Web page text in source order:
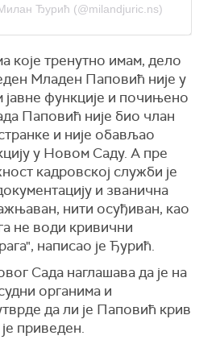
Ђурић (@milandjuric.ns)
које тренутно имам, дело
Младен Паповић није у
функције и почињено
Паповић није био члан
и није обављао
у Новом Саду. А пре
кадровској служби је
и званична
нити осуђиван, као
не води кривични
написао је Ђурић.
Сада наглашава да је на
органима и
да ли је Паповић крив
приведен.